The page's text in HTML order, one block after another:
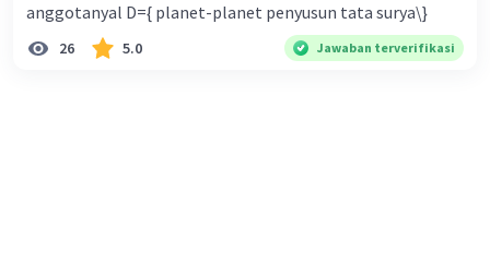
anggotanyal D={ planet-planet penyusun tata surya\}
26 5.0 Jawaban terverifikasi